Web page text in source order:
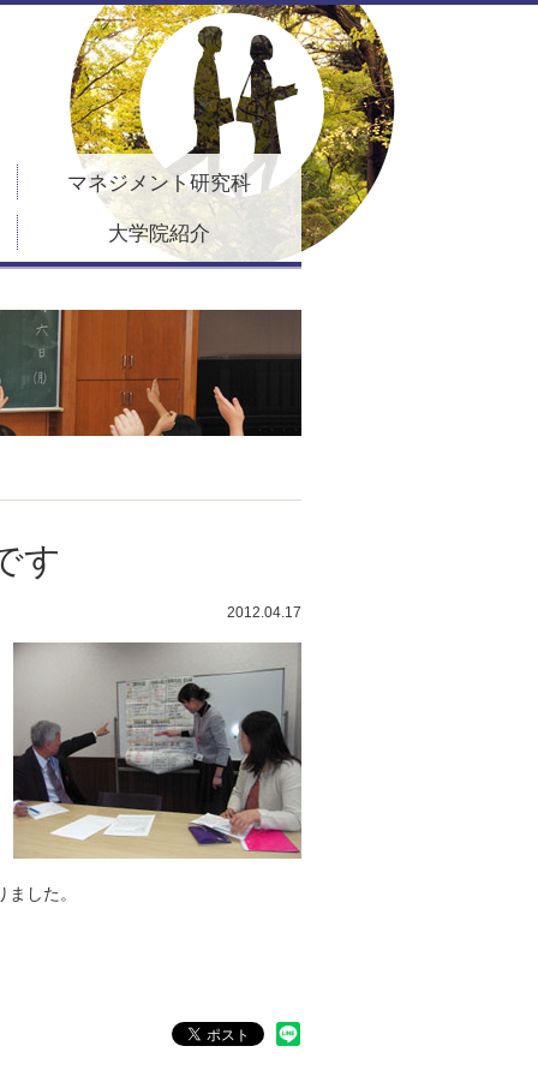
マネジメント研究科
大学院紹介
す
2012.04.17
した。